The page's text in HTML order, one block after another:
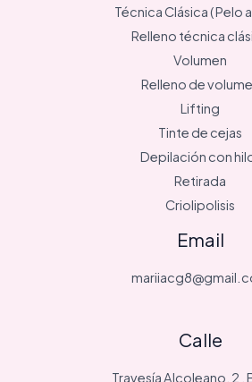
Técnica Clásica ( Pelo
Relleno técnica
Volumen
Relleno de
Lifting
Tinte de cejas
Depilación con
Retirada
Criolipolisis
Email
Calle
Travesía Alcoleano, 2 ,